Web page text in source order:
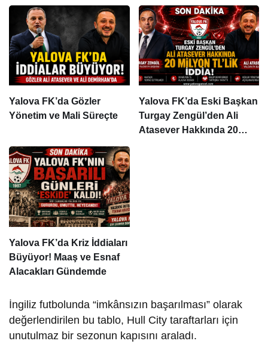
Yalova FK’da Gözler
Yönetim ve Mali Süreçte
Yalova FK’da Eski Başkan
Turgay Zengül’den Ali
Atasever Hakkında 20
Yalova FK’da Kriz İddiaları
Büyüyor! Maaş ve Esnaf
Alacakları Gündemde
İngiliz futbolunda “imkânsızın başarılması” olarak
değerlendirilen bu tablo, Hull City taraftarları için
unutulmaz bir sezonun kapısını araladı.